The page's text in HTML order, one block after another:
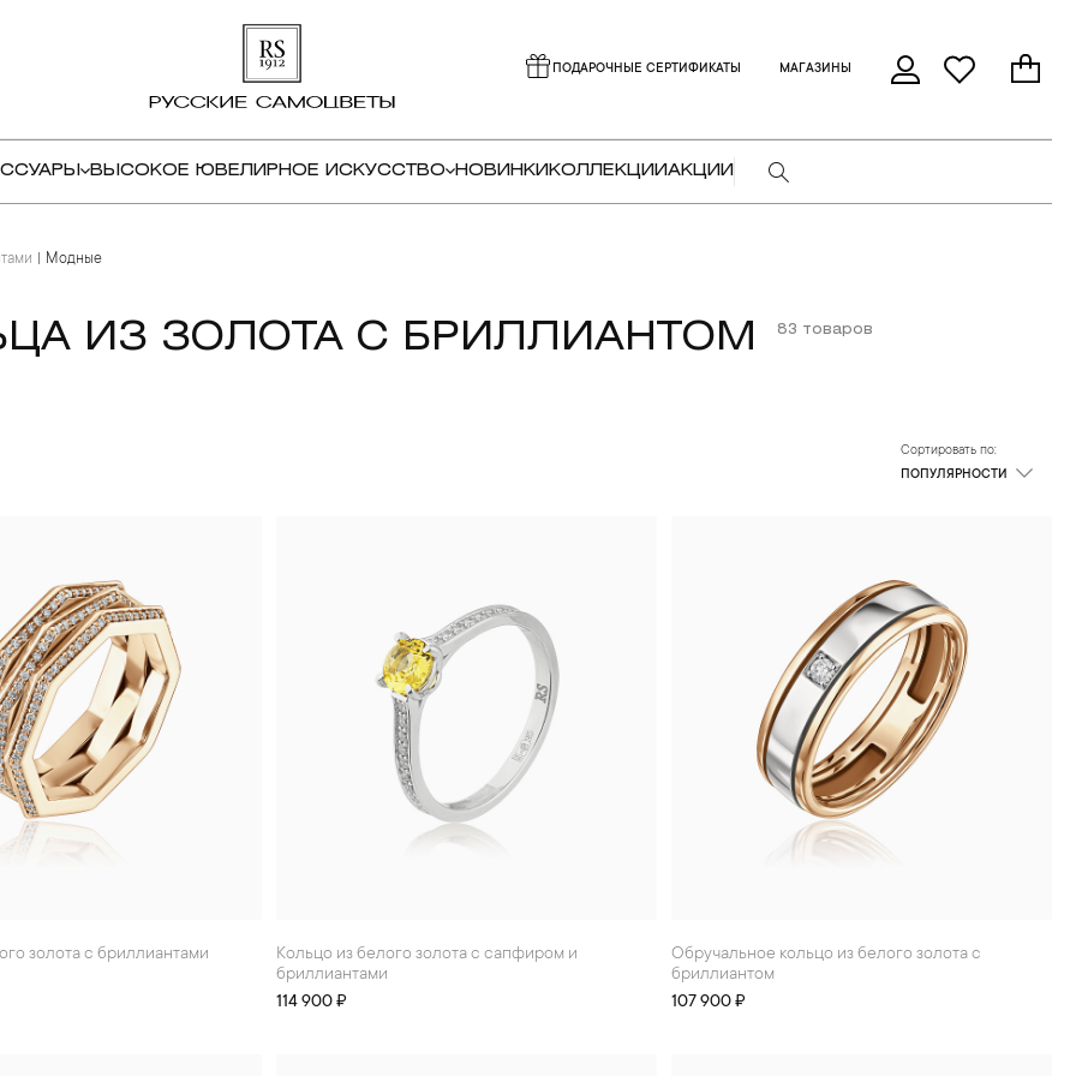
ПОДАРОЧНЫЕ СЕРТИФИКАТЫ МАГАЗИНЫ
ВЫСОКОЕ ЮВЕЛИРНОЕ ИСКУССТВО НОВИНКИ КОЛЛЕКЦИИАКЦИИ
Модные
ИЗ ЗОЛОТА С БРИЛЛИАНТОМ 83 товаров
Сортировать по:
ПОПУЛЯРНОСТИ
золота с бриллиантами
Кольцо из белого золота с сапфиром и
бриллиантами
114 900 ₽
Обручальное кольцо из белого золота с
бриллиантом
107 900 ₽